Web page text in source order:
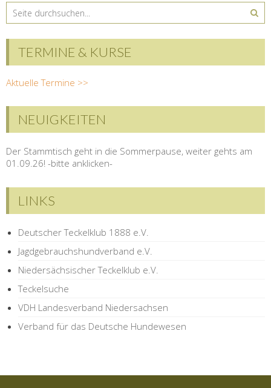
TERMINE & KURSE
Aktuelle Termine >>
NEUIGKEITEN
Der Stammtisch geht in die Sommerpause, weiter gehts am
01.09.26! -bitte anklicken-
LINKS
Deutscher Teckelklub 1888 e.V.
Jagdgebrauchshundverband e.V.
Niedersächsischer Teckelklub e.V.
Teckelsuche
VDH Landesverband Niedersachsen
Verband für das Deutsche Hundewesen